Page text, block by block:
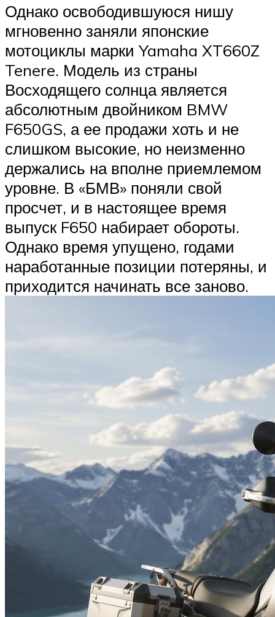
Однако освободившуюся нишу
мгновенно заняли японские
мотоциклы марки Yamaha XT660Z
Tenere. Модель из страны
Восходящего солнца является
абсолютным двойником BMW
F650GS, а ее продажи хоть и не
слишком высокие, но неизменно
держались на вполне приемлемом
уровне. В «БМВ» поняли свой
просчет, и в настоящее время
выпуск F650 набирает обороты.
Однако время упущено, годами
наработанные позиции потеряны, и
приходится начинать все заново.